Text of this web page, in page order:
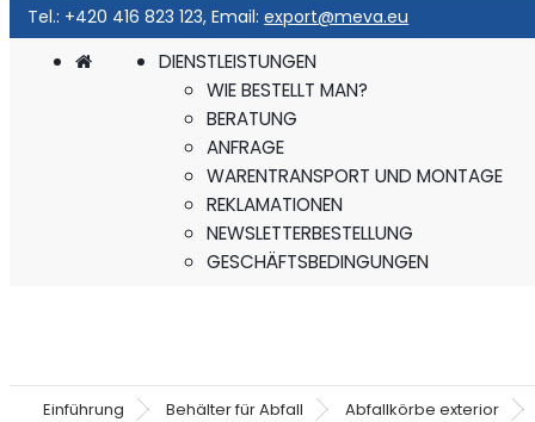
Tel.: +420 416 823 123, Email:export@meva.eu
DIENSTLEISTUNGEN
WIE BESTELLT MAN?
BERATUNG
ANFRAGE
WARENTRANSPORT UND MONTAGE
REKLAMATIONEN
NEWSLETTERBESTELLUNG
GESCHÄFTSBEDINGUNGEN
Einführung Behälter für Abfall Abfallkörbe exterior